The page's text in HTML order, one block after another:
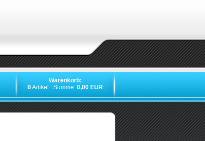
Warenkorb:
0Artikel | Summe: 0,00 EUR